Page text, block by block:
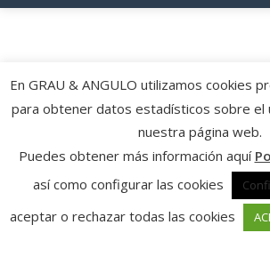
En GRAU & ANGULO utilizamos cookies
para obtener datos estadísticos sobre el
nuestra página web.
Puedes obtener más información aquí
así como configurar las cookies
aceptar o rechazar todas las cookies